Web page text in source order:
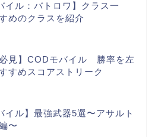
イル：バトロワ】クラス一
めのクラスを紹介
必見】CODモバイル 勝率を左
すめスコアストリーク
イル】最強武器5選〜アサルト
〜